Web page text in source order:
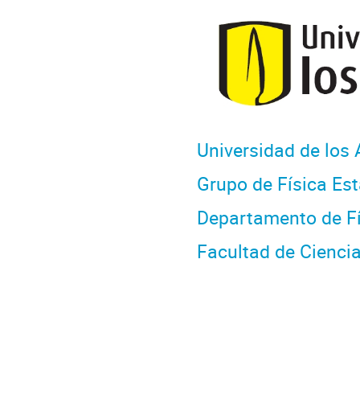
Universidad de los
Grupo de Física
Departamento de
Facultad de